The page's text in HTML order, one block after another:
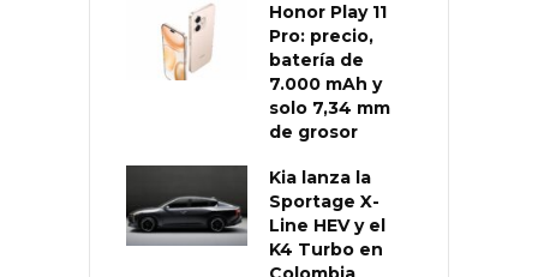
Honor Play 11
Pro: precio,
batería de
7.000 mAh y
solo 7,34 mm
de grosor
Kia lanza la
Sportage X-
Line HEV y el
K4 Turbo en